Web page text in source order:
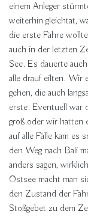
einem Anleger
weiterhin gleichtat,
die erste Fähre
auch in der letzten
See. Es dauerte
alle drauf eilten. Wir
gehen, die auch
erste. Eventuell war
groß oder wir hatten
auf alle Fälle kam es
den Weg nach Bali
anders sagen,
Ostsee macht man
den Zustand der
Stoßgebet zu dem